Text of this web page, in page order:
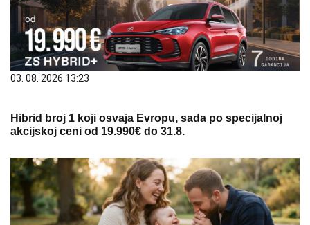
03. 08. 2026 13:23
Hibrid broj 1 koji osvaja Evropu, sada po specijalnoj
akcijskoj ceni od 19.990€ do 31.8.